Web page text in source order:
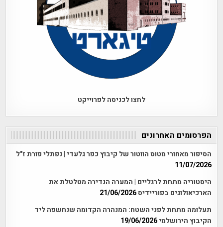
לחצו לכניסה לפרוייקט
הפרסומים האחרונים
הסיפור מאחורי מטוס הווטור של קיבוץ כפר גלעדי | נפתלי פורת ז"ל
11/07/2026
היסטוריה מתחת לרגליים | המערה הנדירה מטלטלת את
הארכיאולוגים בפוריידיס21/06/2026
תעלומה מתחת לפני השטח: המנהרה הקדומה שנחשפה ליד
הקיבוץ הירושלמי19/06/2026